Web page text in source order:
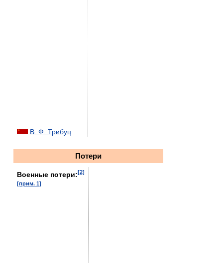
В. Ф. Трибуц
Потери
Военные потери:[2]
[прим. 1]